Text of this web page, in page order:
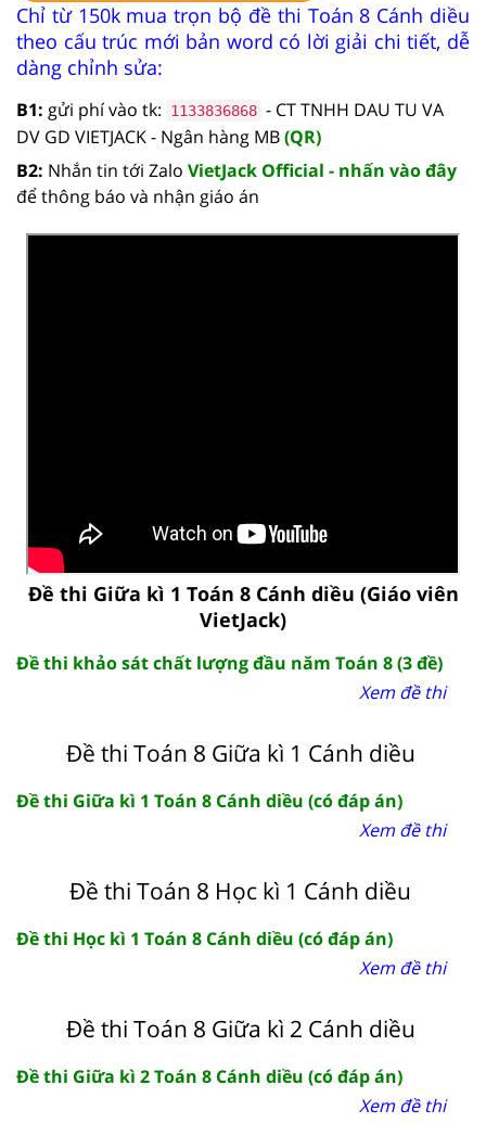
Chỉ từ 150k mua trọn bộ đề thi Toán 8 Cánh diều
theo cấu trúc mới bản word có lời giải chi tiết, dễ
dàng chỉnh sửa:
B1: gửi phí vào tk: 1133836868 - CT TNHH DAU TU VA
DV GD VIETJACK - Ngân hàng MB(QR)
B2: Nhắn tin tới Zalo VietJack Official - nhấn vào đây
để thông báo và nhận giáo án
Đề thi Giữa kì 1 Toán 8 Cánh diều (Giáo viên
VietJack)
Đề thi khảo sát chất lượng đầu năm Toán 8 (3 đề)
Xem đề thi
Đề thi Toán 8 Giữa kì 1 Cánh diều
Đề thi Giữa kì 1 Toán 8 Cánh diều (có đáp án)
Xem đề thi
Đề thi Toán 8 Học kì 1 Cánh diều
Đề thi Học kì 1 Toán 8 Cánh diều (có đáp án)
Xem đề thi
Đề thi Toán 8 Giữa kì 2 Cánh diều
Đề thi Giữa kì 2 Toán 8 Cánh diều (có đáp án)
Xem đề thi